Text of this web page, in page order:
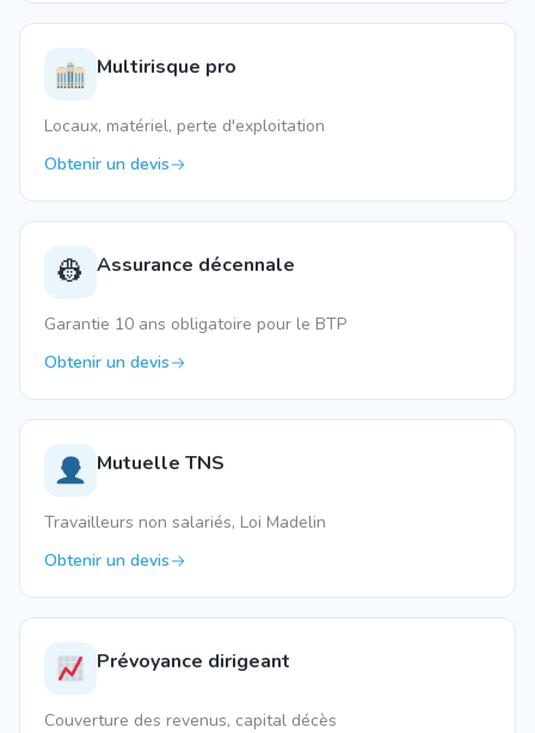
Multirisque pro
Locaux, matériel, perte d'exploitation
Obtenir un devis
👷 Assurance décennale
Garantie 10 ans obligatoire pour le BTP
Obtenir un devis
Mutuelle TNS
Travailleurs non salariés, Loi Madelin
Obtenir un devis
Prévoyance dirigeant
Couverture des revenus, capital décès